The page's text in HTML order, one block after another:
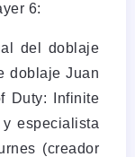
6:
del doblaje
doblaje Juan
Duty: Infinite
especialista
(creador